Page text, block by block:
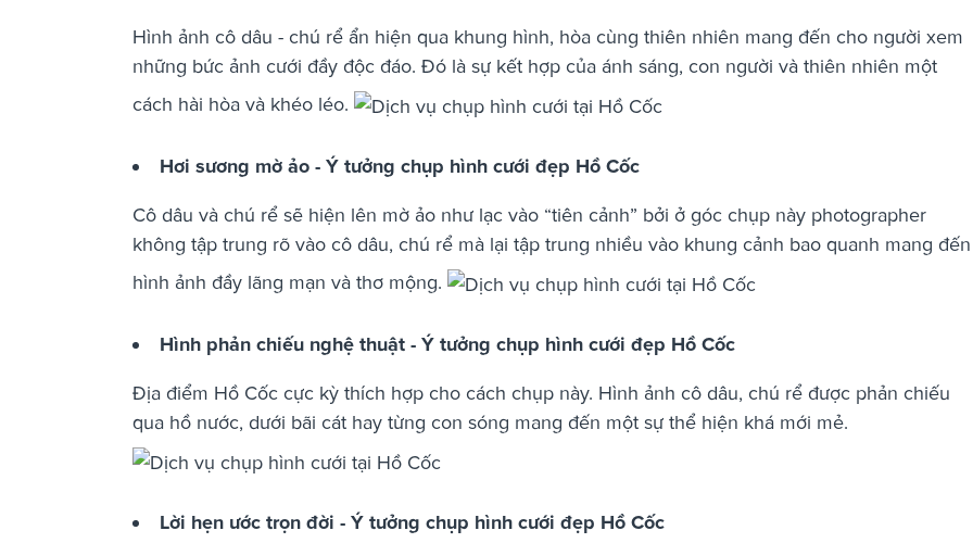
Hình ảnh cô dâu - chú rể ẩn hiện qua khung hình, hòa cùng thiên nhiên mang đến cho người xem
những bức ảnh cưới đầy độc đáo. Đó là sự kết hợp của ánh sáng, con người và thiên nhiên một
cách hài hòa và khéo léo.
Hơi sương mờ ảo - Ý tưởng chụp hình cưới đẹp Hồ Cốc
Cô dâu và chú rể sẽ hiện lên mờ ảo như lạc vào “tiên cảnh” bởi ở góc chụp này photographer
không tập trung rõ vào cô dâu, chú rể mà lại tập trung nhiều vào khung cảnh bao quanh mang đến
hình ảnh đầy lãng mạn và thơ mộng.
Hình phản chiếu nghệ thuật - Ý tưởng chụp hình cưới đẹp Hồ Cốc
Địa điểm Hồ Cốc cực kỳ thích hợp cho cách chụp này. Hình ảnh cô dâu, chú rể được phản chiếu
qua hồ nước, dưới bãi cát hay từng con sóng mang đến một sự thể hiện khá mới mẻ.
Lời hẹn ước trọn đời - Ý tưởng chụp hình cưới đẹp Hồ Cốc